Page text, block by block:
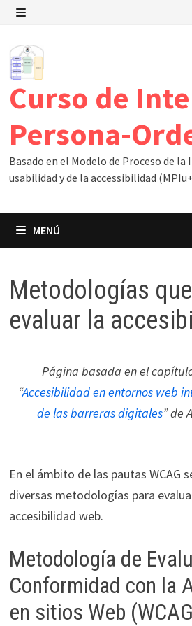
Saltar
contenido
Curso de
Persona-
Basado en el Modelo de Proceso de la
usabilidad y de la accessibilidad
MENÚ
Metodologías
evaluar la
Página basada en el
“Accesibilidad en entornos web
de las barreras digitales” de
En el ámbito de las pautas WCAG
diversas metodologías para
accesibilidad web.
Metodología de
Conformidad con la
en sitios Web